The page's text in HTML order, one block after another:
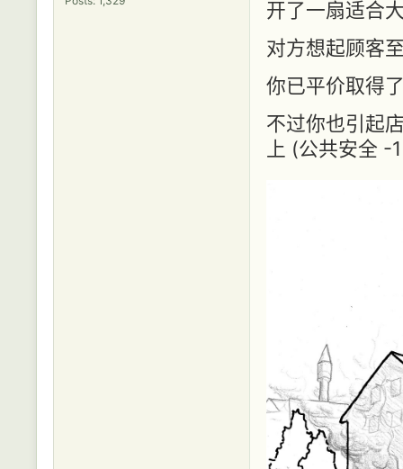
开了一扇适合
对方想起顾客
你已平价取得
不过你也引起
上 (公共安全 -